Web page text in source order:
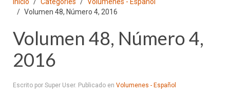
Volumen 48, Número 4, 2016
Volumen 48, Número 4,
2016
Escrito por Super User. Publicado en Volumenes - Español